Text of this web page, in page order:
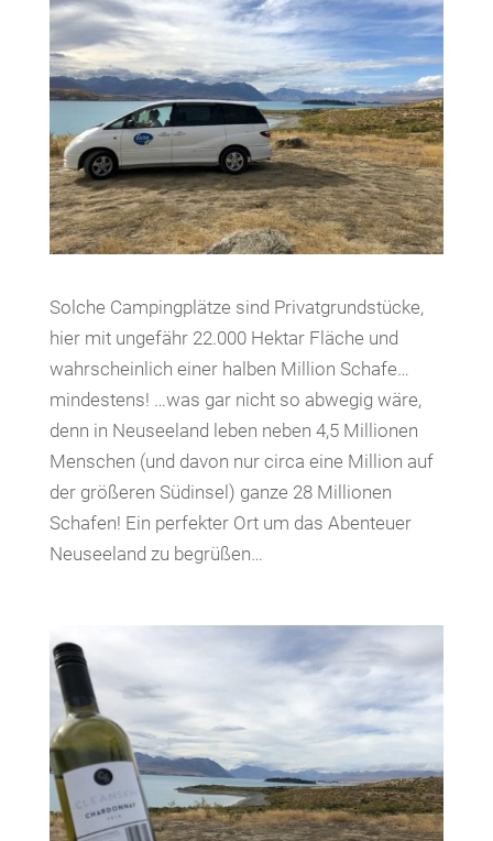
Solche Campingplätze sind Privatgrundstücke,
hier mit ungefähr 22.000 Hektar Fläche und
wahrscheinlich einer halben Million Schafe…
mindestens! …was gar nicht so abwegig wäre,
denn in Neuseeland leben neben 4,5 Millionen
Menschen (und davon nur circa eine Million auf
der größeren Südinsel) ganze 28 Millionen
Schafen! Ein perfekter Ort um das Abenteuer
Neuseeland zu begrüßen…